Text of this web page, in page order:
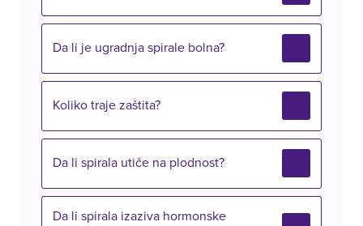
Da li je ugradnja spirale bolna?
Koliko traje zaštita?
Da li spirala utiče na plodnost?
Da li spirala izaziva hormonske